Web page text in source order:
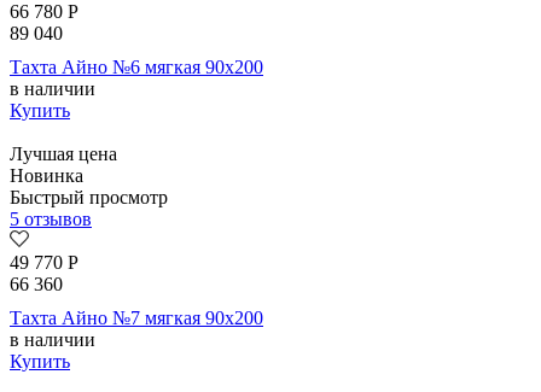
66 780 Р
89 040
Тахта Айно №6 мягкая 90х200
в наличии
Купить
Лучшая цена
Новинка
Быстрый просмотр
5 отзывов
49 770 Р
66 360
Тахта Айно №7 мягкая 90х200
в наличии
Купить